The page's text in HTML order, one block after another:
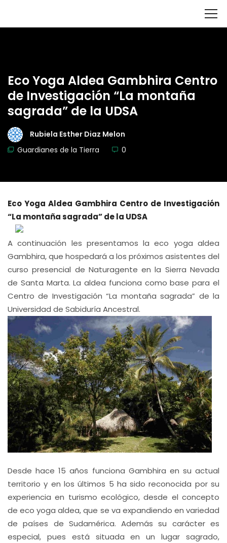
Eco Yoga Aldea Gambhira Centro
de Investigación “La montaña
sagrada” de la UDSA
Rubiela Esther Diaz Melon
Guardianes de la Tierra
0
Eco Yoga Aldea Gambhira Centro de Investigación
“La montaña sagrada” de la UDSA
A continuación les presentamos la eco yoga aldea
Gambhira, que hospedará a los próximos asistentes del
curso presencial de Naturagente en la Sierra Nevada
de Santa Marta. La aldea funciona como base para el
Centro de Investigación “La montaña sagrada” de la
Universidad de Sabiduría Ancestral.
Desde hace 15 años funciona Gambhira en su actual
territorio y en los últimos 5 ha sido reconocida por su
experiencia en turismo ecológico, desde el concepto
de eco yoga aldea, que se va expandiendo en variedad
de países de Sudamérica. Además su carácter es
especial, pues está situada en un lugar sagrado,